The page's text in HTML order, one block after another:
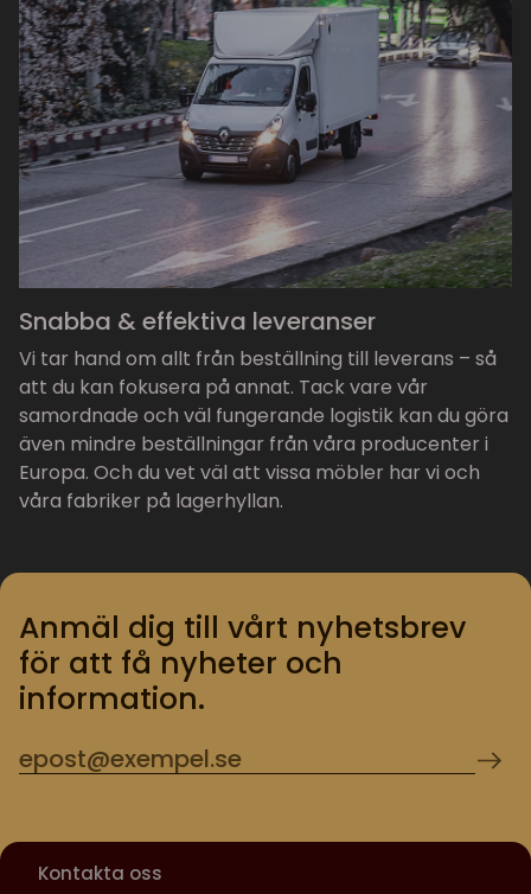
Snabba & effektiva leveranser
Vi tar hand om allt från beställning till leverans – så
att du kan fokusera på annat. Tack vare vår
samordnade och väl fungerande logistik kan du göra
även mindre beställningar från våra producenter i
Europa. Och du vet väl att vissa möbler har vi och
våra fabriker på lagerhyllan.
Anmäl dig till vårt nyhetsbrev
för att få nyheter och
information.
Kontakta oss